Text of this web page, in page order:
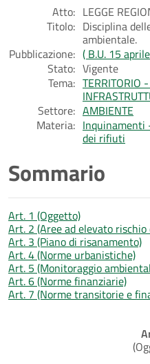
Atto: LEGGE
Titolo: Disciplina
ambientale.
Pubblicazione: ( B.U. 15
Stato: Vigente
Tema: TERRITORIO
Settore: AMBIENTE
Materia: Inquinamenti
dei rifiuti
Sommario
Art. 1 (Oggetto)
Art. 2 (Aree ad elevato
Art. 3 (Piano di risanamento)
Art. 4 (Norme urbanistiche)
Art. 5 (Monitoraggio
Art. 6 (Norme finanziarie)
Art. 7 (Norme transitorie e